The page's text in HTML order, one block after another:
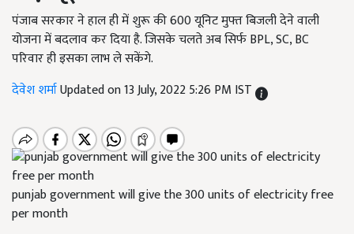
पंजाब सरकार ने हाल ही में शुरू की 600 यूनिट मुफ्त बिजली देने वाली
योजना में बदलाव कर दिया है. जिसके चलते अब सिर्फ BPL, SC, BC
परिवार ही इसका लाभ ले सकेंगे.
देवेश शर्माUpdated on 13 July, 2022 5:26 PM IST
punjab government will give the 300 units of electricity free
per month